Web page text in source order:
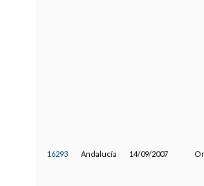
16293 Andalucía 14/09/2007